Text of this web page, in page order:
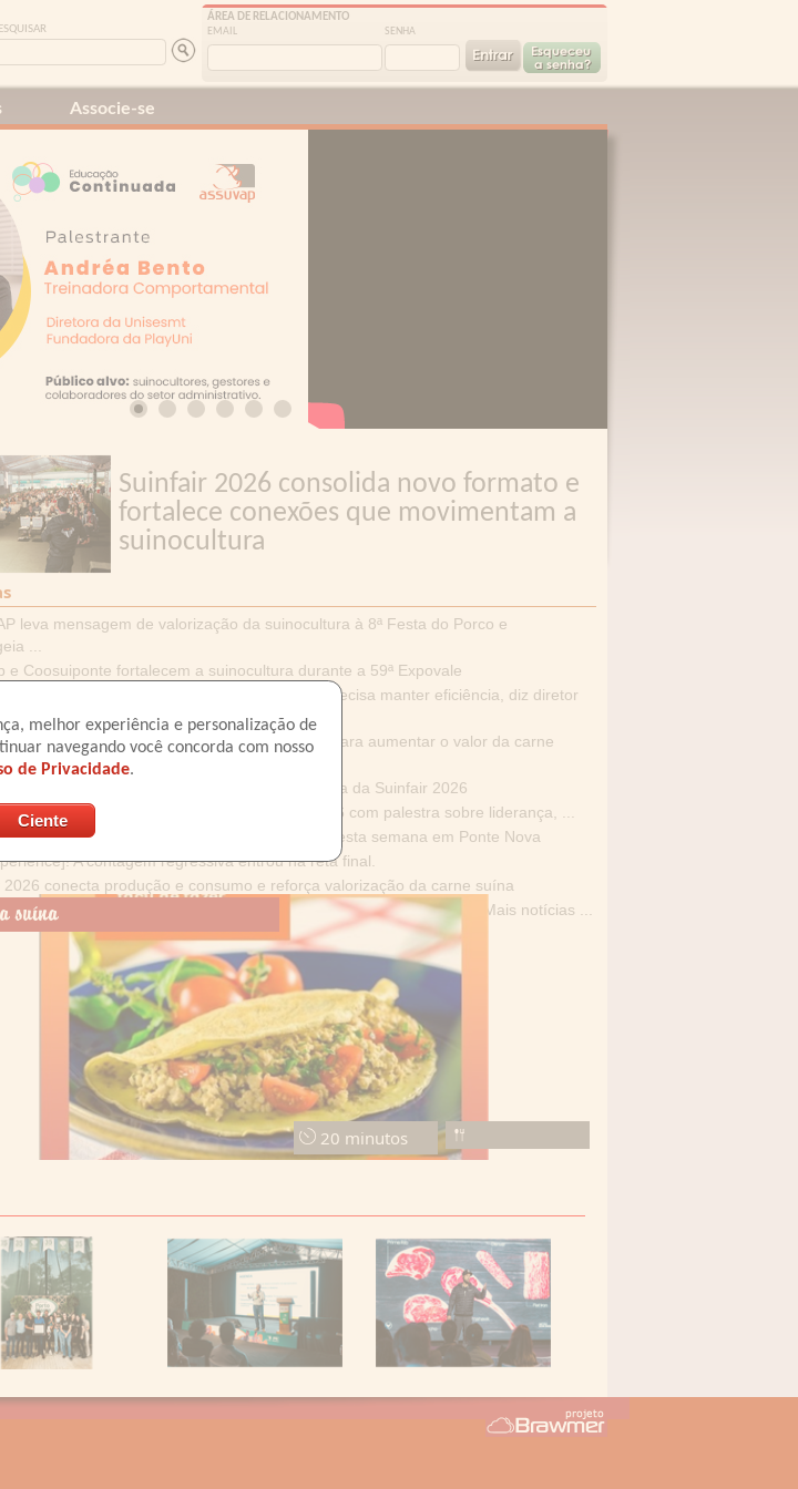
ÁREA DE RELACIONAMENTO
EMAIL
SENHA
Associe-se
Suinfair 2026 consolida novo formato e
fortalece conexões que movimentam a
suinocultura
leva mensagem de valorização da suinocultura à 8ª Festa do Porco e
...
e Coosuiponte fortalecem a suinocultura durante a 59ª Expovale
espaço na exportação de carne suína e precisa manter eficiência, diz diretor
Beef defende marketing voltado ao desejo para aumentar o valor da carne
global, juros e gestão pautam segunda palestra da Suinfair 2026
Shinyashiki abre programação da Suinfair 2026 com palestra sobre liderança, ...
2026 reúne setor e movimenta a suinocultura nesta semana em Ponte Nova
A contagem regressiva entrou na reta final.
2026 conecta produção e consumo e reforça valorização da carne suína
Mais notícias ...
suína
20 minutos
melhor experiência e personalização de
navegando você concorda com nosso
de Privacidade.